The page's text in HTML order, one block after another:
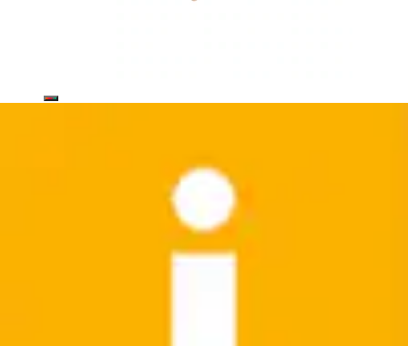
32,99 €